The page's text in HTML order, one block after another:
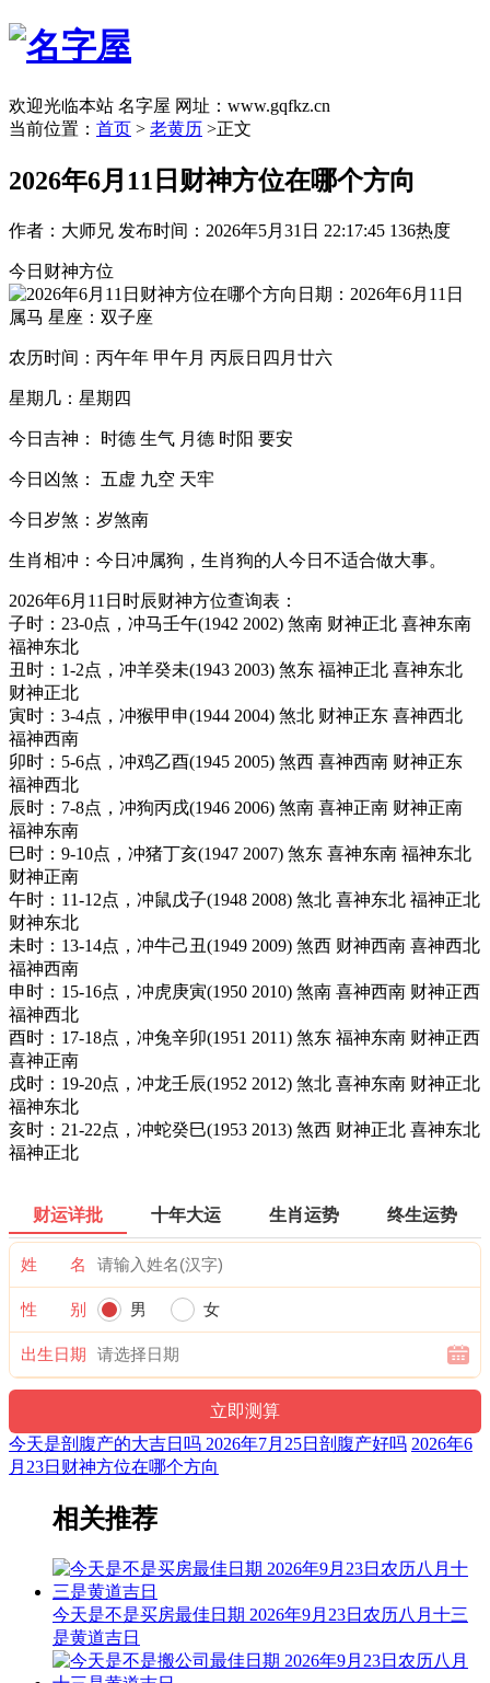
欢迎光临本站 名字屋 网址：www.gqfkz.cn
当前位置： 首页 > 老黄历 >正文
2026年6月11日财神方位在哪个方向
作者：大师兄 发布时间：2026年5月31日 22:17:45 136热度
今日财神方位
日期：2026年6月11日
属马 星座：双子座
农历时间：丙午年 甲午月 丙辰日四月廿六
星期几：星期四
今日吉神： 时德 生气 月德 时阳 要安
今日凶煞： 五虚 九空 天牢
今日岁煞：岁煞南
生肖相冲：今日冲属狗，生肖狗的人今日不适合做大事。
2026年6月11日时辰财神方位查询表：
子时：23-0点，冲马壬午(1942 2002) 煞南 财神正北 喜神东南
福神东北
丑时：1-2点，冲羊癸未(1943 2003) 煞东 福神正北 喜神东北
财神正北
寅时：3-4点，冲猴甲申(1944 2004) 煞北 财神正东 喜神西北
福神西南
卯时：5-6点，冲鸡乙酉(1945 2005) 煞西 喜神西南 财神正东
福神西北
辰时：7-8点，冲狗丙戌(1946 2006) 煞南 喜神正南 财神正南
福神东南
巳时：9-10点，冲猪丁亥(1947 2007) 煞东 喜神东南 福神东北
财神正南
午时：11-12点，冲鼠戊子(1948 2008) 煞北 喜神东北 福神正北
财神东北
未时：13-14点，冲牛己丑(1949 2009) 煞西 财神西南 喜神西北
福神西南
申时：15-16点，冲虎庚寅(1950 2010) 煞南 喜神西南 财神正西
福神西北
酉时：17-18点，冲兔辛卯(1951 2011) 煞东 福神东南 财神正西
喜神正南
戌时：19-20点，冲龙壬辰(1952 2012) 煞北 喜神东南 财神正北
福神东北
亥时：21-22点，冲蛇癸巳(1953 2013) 煞西 财神正北 喜神东北
福神正北
财运详批 十年大运 生肖运势 终生运势
姓 名
性 别 男 女
出生日期
今天是剖腹产的大吉日吗 2026年7月25日剖腹产好吗 2026年6
月23日财神方位在哪个方向
相关推荐
今天是不是买房最佳日期 2026年9月23日农历八月十三
是黄道吉日